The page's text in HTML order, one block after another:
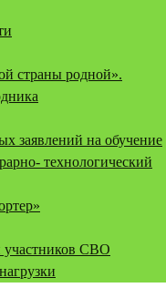
страны родной».
заявлений на обучение
технологический
участников СВО